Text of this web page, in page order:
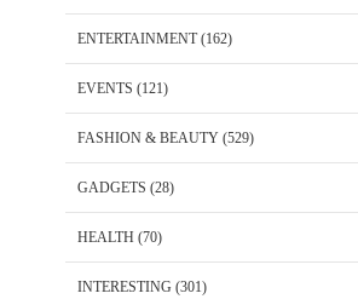
ENTERTAINMENT(162)
EVENTS (121)
FASHION & BEAUTY (529)
GADGETS (28)
HEALTH (70)
INTERESTING (301)